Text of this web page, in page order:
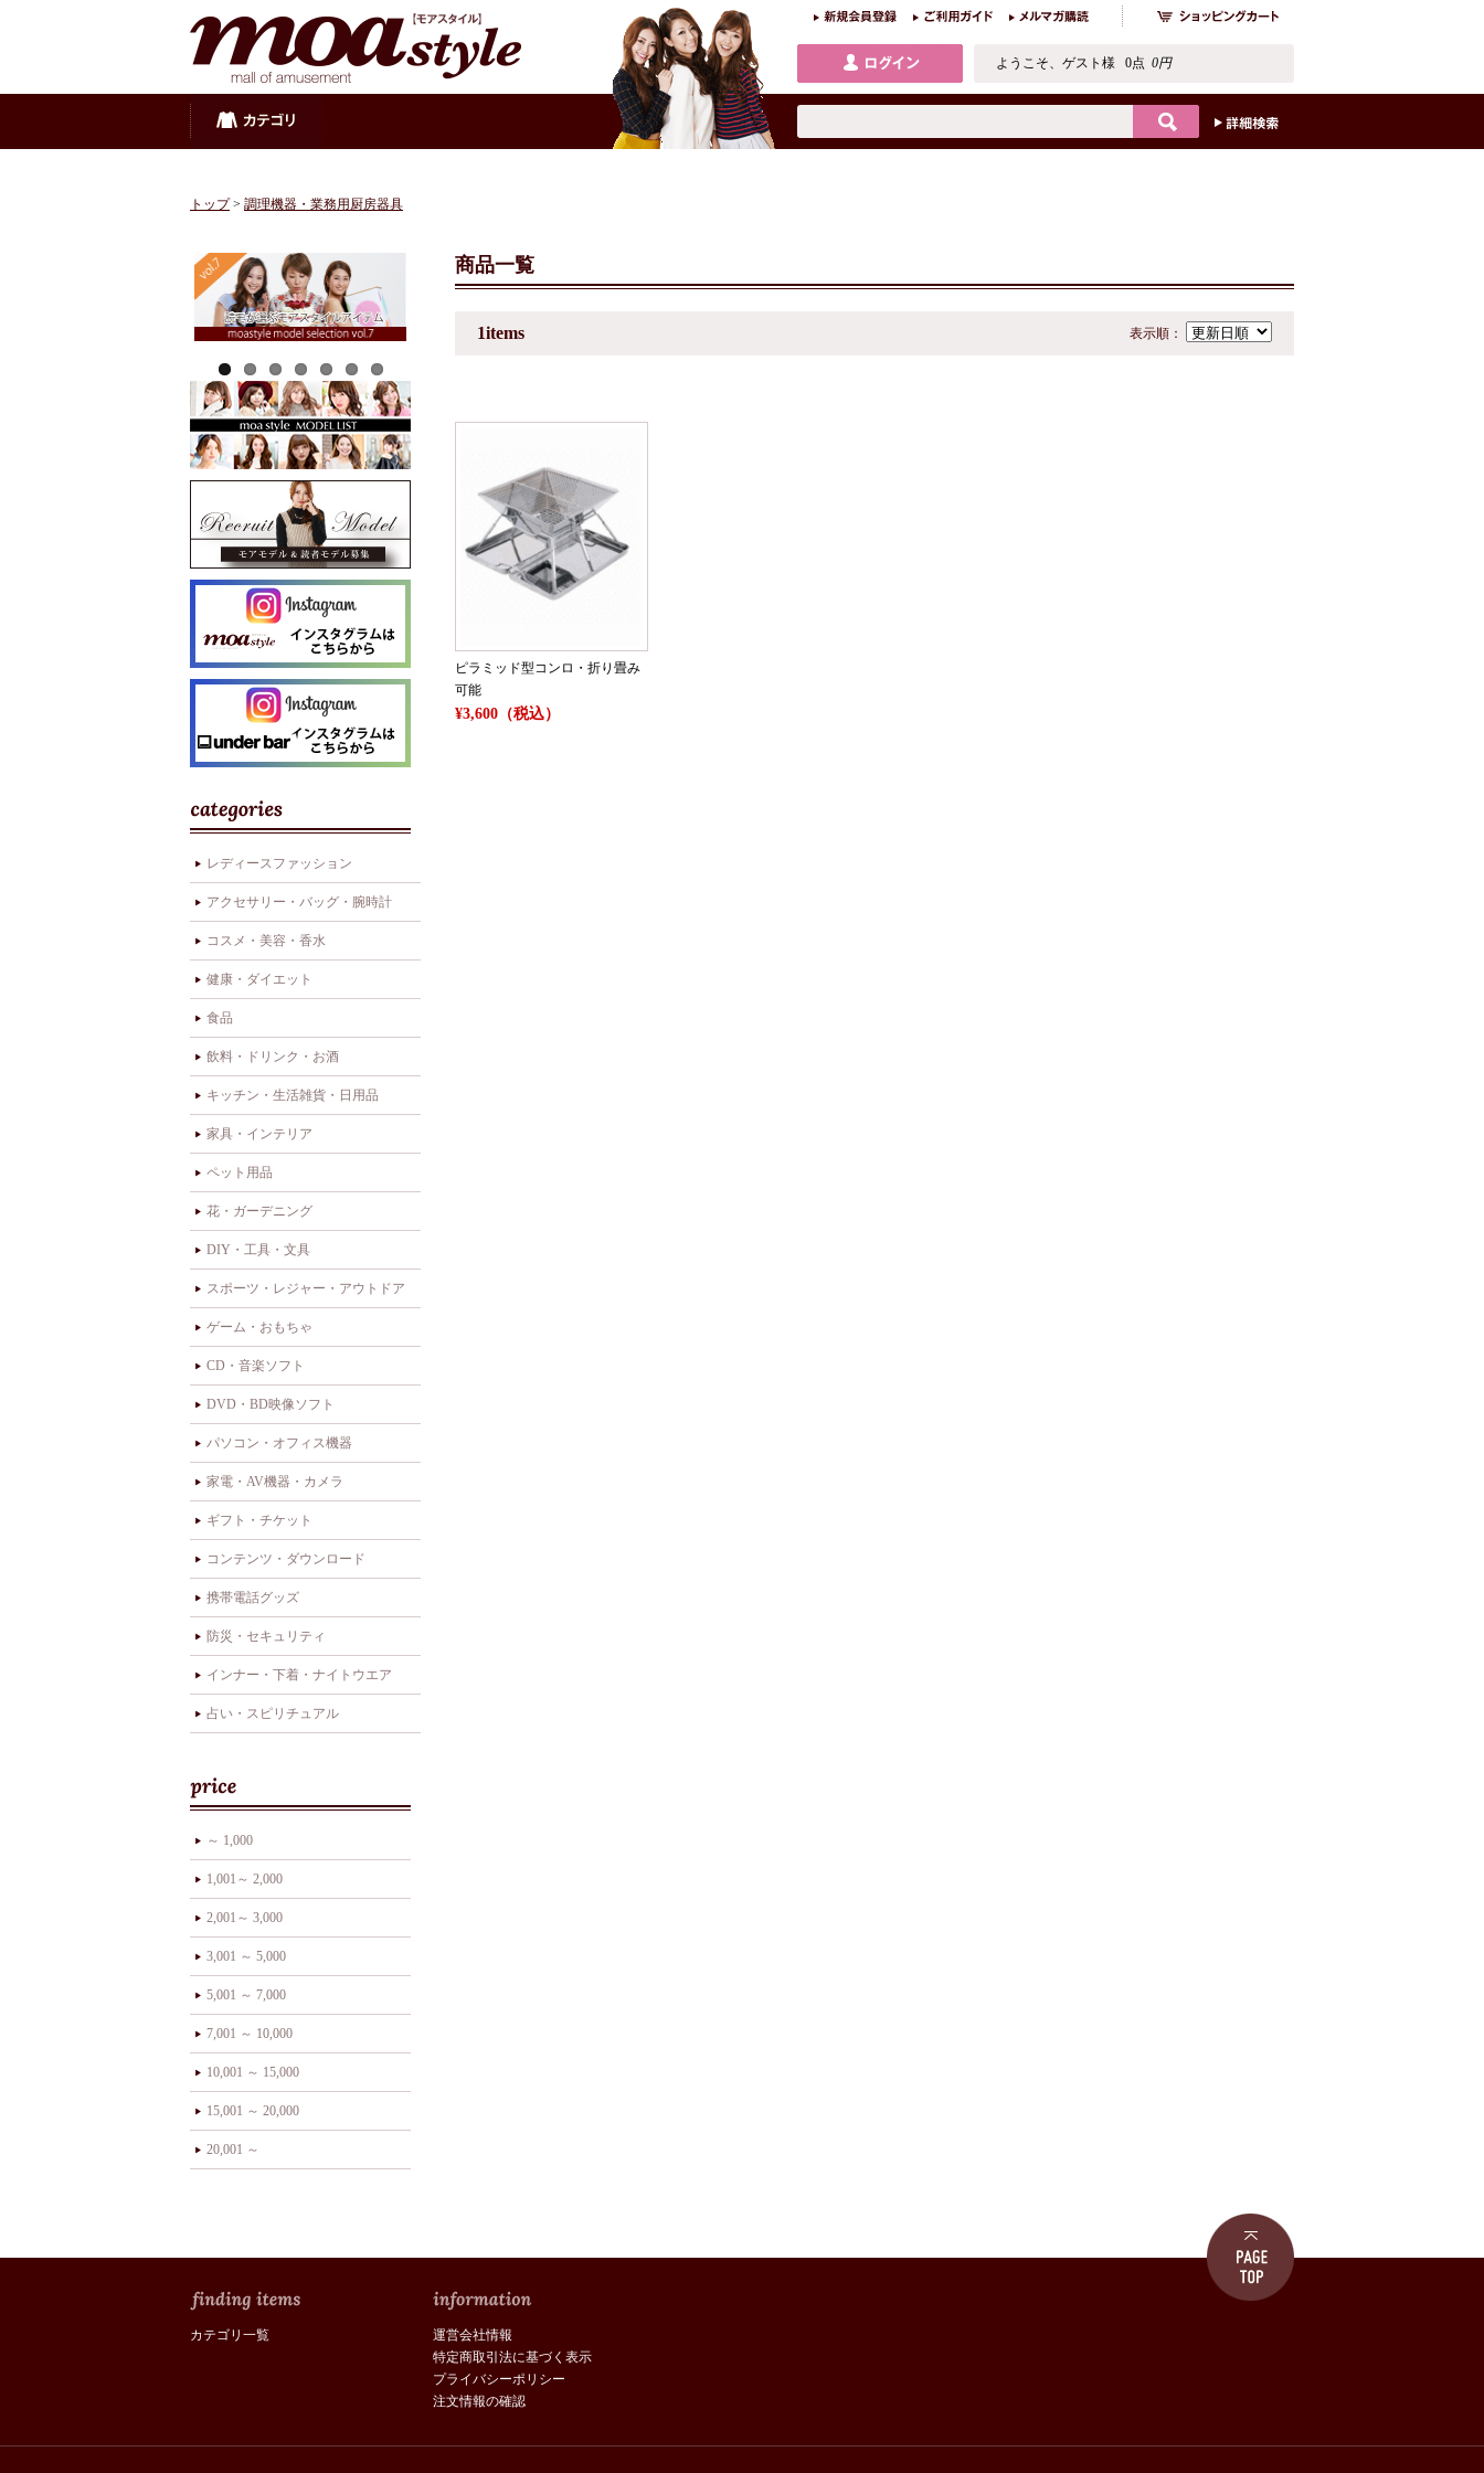
ようこそ、ゲスト様 0点 0円
トップ> 調理機器・業務用厨房器具
商品一覧
1items 表示順：
ピラミッド型コンロ・折り畳み
可能
¥3,600（税込）
レディースファッション
アクセサリー・バッグ・腕時計
コスメ・美容・香水
健康・ダイエット
食品
飲料・ドリンク・お酒
キッチン・生活雑貨・日用品
家具・インテリア
ペット用品
花・ガーデニング
DIY・工具・文具
スポーツ・レジャー・アウトドア
ゲーム・おもちゃ
CD・音楽ソフト
DVD・BD映像ソフト
パソコン・オフィス機器
家電・AV機器・カメラ
ギフト・チケット
コンテンツ・ダウンロード
携帯電話グッズ
防災・セキュリティ
インナー・下着・ナイトウエア
占い・スピリチュアル
～ 1,000
1,001～ 2,000
2,001～ 3,000
3,001 ～ 5,000
5,001 ～ 7,000
7,001 ～ 10,000
10,001 ～ 15,000
15,001 ～ 20,000
20,001 ～
カテゴリ一覧
運営会社情報
特定商取引法に基づく表示
プライバシーポリシー
注文情報の確認